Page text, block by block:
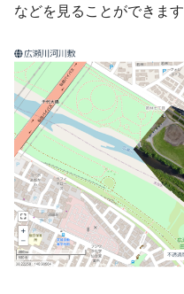
などを見ることができます